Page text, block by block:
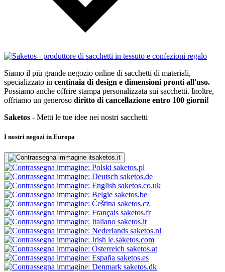
Siamo il più grande negozio online di sacchetti di materiali,
specializzato in centinaia di design e dimensioni pronti all'uso.
Possiamo anche offrire stampa personalizzata sui sacchetti. Inoltre,
offriamo un generoso diritto di cancellazione entro 100 giorni!
Saketos - Metti le tue idee nei nostri sacchetti
I nostri negozi in Europa
saketos.it
saketos.pl
saketos.de
saketos.co.uk
saketos.be
saketos.cz
saketos.fr
saketos.it
saketos.nl
ie.saketos.com
saketos.at
saketos.es
saketos.dk